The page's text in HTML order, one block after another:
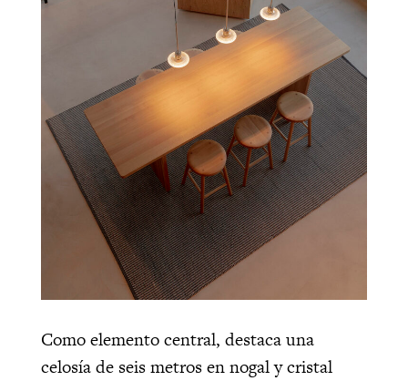
Como elemento central, destaca una
celosía de seis metros en nogal y cristal